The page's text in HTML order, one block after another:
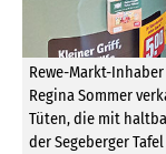
Rewe-Markt-
Regina Sommer
Tüten, die mit
der Segeberger